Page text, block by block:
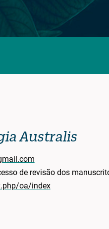
Australis
de revisão dos
oa/index